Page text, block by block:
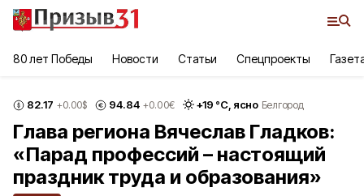
80 лет Победы Новости Статьи Спецпроекты
82.17 +0.00$ 94.84 +0.00€ +19 °С, ясно Белгород
Глава региона Вячеслав Гладков:
«Парад профессий – настоящий
праздник труда и образования»